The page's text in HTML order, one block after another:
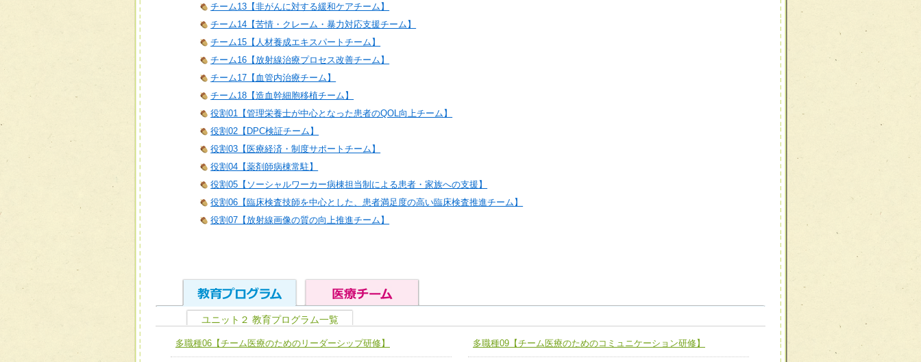
チーム13【非がんに対する緩和ケアチーム】
チーム14【苦情・クレーム・暴力対応支援チーム】
チーム15【人材養成エキスパートチーム】
チーム16【放射線治療プロセス改善チーム】
チーム17【血管内治療チーム】
チーム18【造血幹細胞移植チーム】
役割01【管理栄養士が中心となった患者のQOL向上チーム】
役割02【DPC検証チーム】
役割03【医療経済・制度サポートチーム】
役割04【薬剤師病棟常駐】
役割05【ソーシャルワーカー病棟担当制による患者・家族への支援】
役割06【臨床検査技師を中心とした、患者満足度の高い臨床検査推進チーム】
役割07【放射線画像の質の向上推進チーム】
ユニット１ 医療人としての基礎能力
全人的医療を実践する医療人として、必要な基礎能力を身につ
ユニット４ 専門能力拡大・向上
各職種のスキルを拡大・向上させ、新たな可能性を広げる
チーム01【病院内横断的問題解決チーム】 チーム14【苦情・クレーム・暴力対応支援チーム】
ユニット２ 教育プログラム一覧
多職種06【チーム医療のためのリーダーシップ研修】 多職種09【チーム医療のためのコミュニケーション研修】